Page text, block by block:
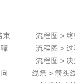
束
流程图 > 终端
流程图 > 过程
流程图 > 决策
线条 > 箭头线